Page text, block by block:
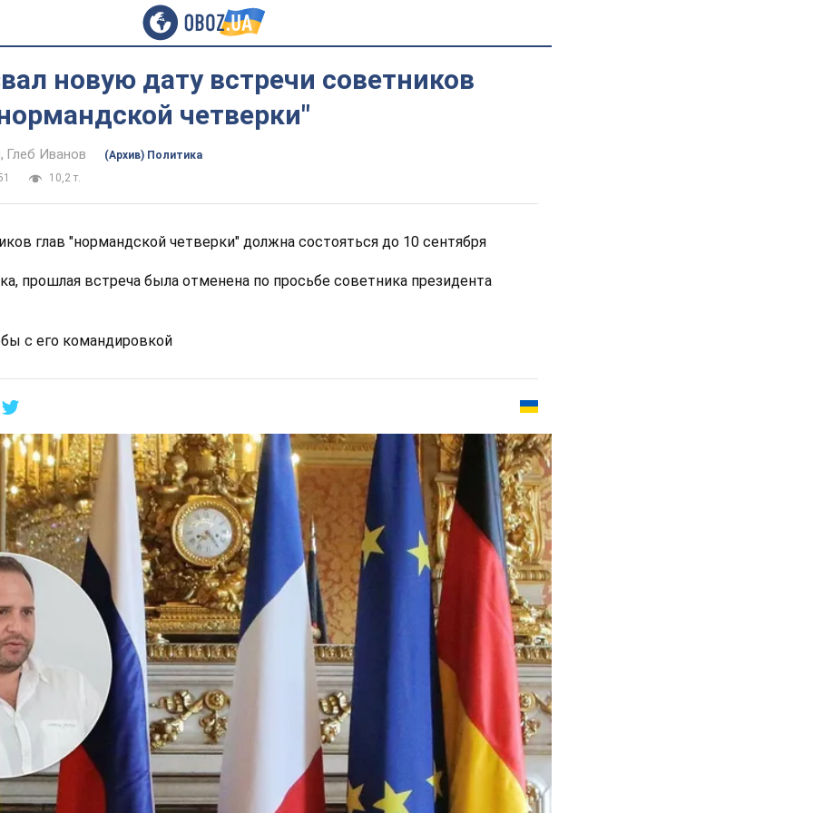
новую дату встречи советников
четверки"
Глеб Иванов
(Архив) Политика
10,2 т.
глав "нормандской четверки" должна состояться до 10 сентября
прошлая встреча была отменена по просьбе советника президента
с его командировкой